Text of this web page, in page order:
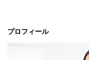
プロフィール